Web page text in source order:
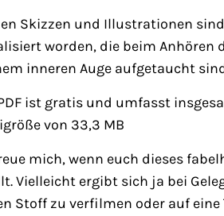
Skizzen und Illustrationen
worden, die beim Anhören
inneren Auge aufgetaucht
ist gratis und umfasst
von 33,3 MB
mich, wenn euch dieses
Vielleicht ergibt sich ja bei
Stoff zu verfilmen oder auf